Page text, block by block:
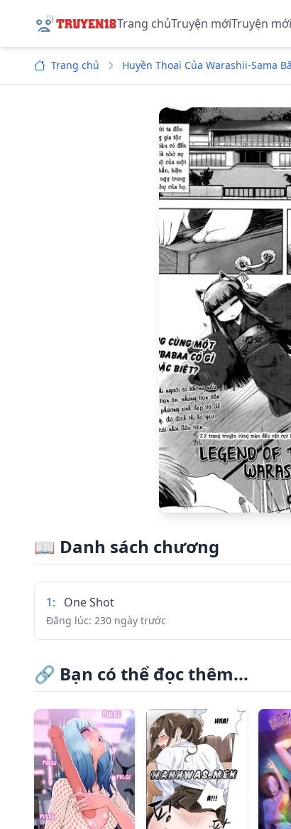
Trang chủTruyện mớiTruyện
Trang chủ Huyền Thoại Của Warashii-Sama
📖 Danh sách chương
1: One Shot
Đăng lúc: 230 ngày trước
🔗 Bạn có thể đọc thêm...